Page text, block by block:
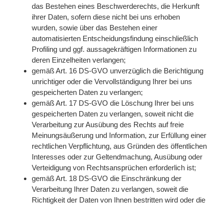
das Bestehen eines Beschwerderechts, die Herkunft
ihrer Daten, sofern diese nicht bei uns erhoben
wurden, sowie über das Bestehen einer
automatisierten Entscheidungsfindung einschließlich
Profiling und ggf. aussagekräftigen Informationen zu
deren Einzelheiten verlangen;
gemäß Art. 16 DS-GVO unverzüglich die Berichtigung
unrichtiger oder die Vervollständigung Ihrer bei uns
gespeicherten Daten zu verlangen;
gemäß Art. 17 DS-GVO die Löschung Ihrer bei uns
gespeicherten Daten zu verlangen, soweit nicht die
Verarbeitung zur Ausübung des Rechts auf freie
Meinungsäußerung und Information, zur Erfüllung einer
rechtlichen Verpflichtung, aus Gründen des öffentlichen
Interesses oder zur Geltendmachung, Ausübung oder
Verteidigung von Rechtsansprüchen erforderlich ist;
gemäß Art. 18 DS-GVO die Einschränkung der
Verarbeitung Ihrer Daten zu verlangen, soweit die
Richtigkeit der Daten von Ihnen bestritten wird oder die